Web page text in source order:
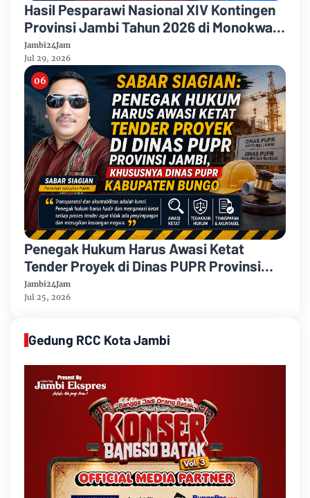
Hasil Pesparawi Nasional XIV Kontingen
Provinsi Jambi Tahun 2026 di Monokwari
Papua Barat
Jambi24Jam
Jul 29, 2026
Penegak Hukum Harus Awasi Ketat
Tender Proyek di Dinas PUPR Provinsi
Jambi, Khususnya Dinas PUPR
Kabupaten Bungo
Jambi24Jam
Jul 25, 2026
Gedung RCC Kota Jambi